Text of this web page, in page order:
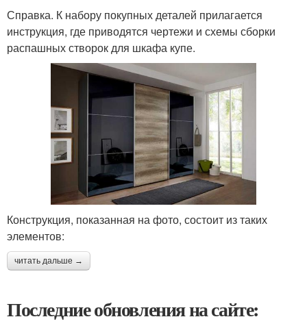
Справка. К набору покупных деталей прилагается
инструкция, где приводятся чертежи и схемы сборки
распашных створок для шкафа купе.
Конструкция, показанная на фото, состоит из таких
элементов:
читать дальше →
Последние обновления на сайте: